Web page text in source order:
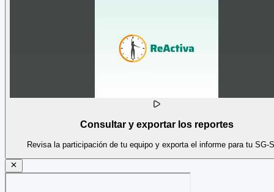
Consultar y exportar los reportes
Revisa la participación de tu equipo y exporta el informe para tu SG-